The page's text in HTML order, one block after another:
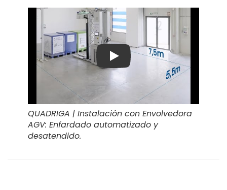
Play
QUADRIGA | Instalación con Envolvedora
AGV: Enfardado automatizado y
desatendido.